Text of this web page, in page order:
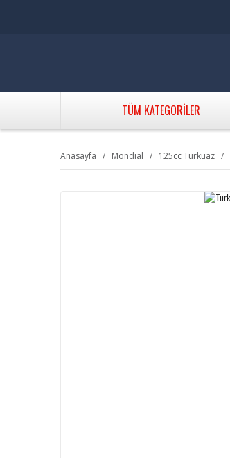
TÜM KATEGORİLER
Anasayfa Mondial 125cc Turkuaz